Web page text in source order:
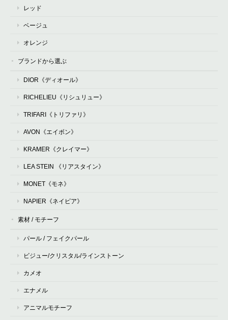
レッド
ベージュ
オレンジ
ブランドから選ぶ
DIOR《ディオール》
RICHELIEU《リシュリュー》
TRIFARI《トリファリ》
AVON《エイボン》
KRAMER《クレイマー》
LEA STEIN 《リアスタイン》
MONET《モネ》
NAPIER《ネイピア》
素材 / モチーフ
パール / フェイクパール
ビジュー/クリスタル/ラインストーン
カメオ
エナメル
アニマルモチーフ